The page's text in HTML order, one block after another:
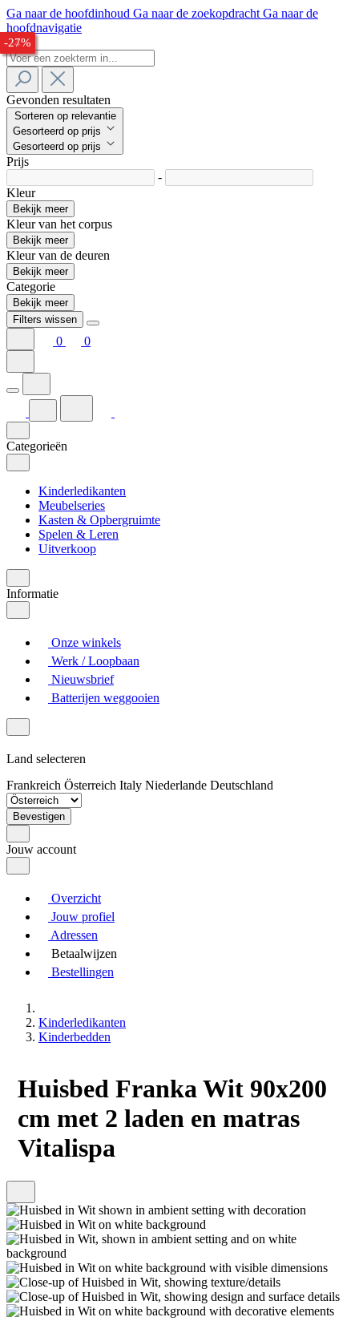
Ga naar de hoofdinhoud Ga naar de zoekopdracht Ga naar de
hoofdnavigatie
Gevonden resultaten
Sorteren op relevantie
Gesorteerd op prijs
Gesorteerd op prijs
Prijs
-
Kleur
Bekijk meer
Kleur van het corpus
Bekijk meer
Kleur van de deuren
Bekijk meer
Categorie
Bekijk meer
Filters wissen
0 0
Categorieën
Kinderledikanten
Meubelseries
Kasten & Opbergruimte
Spelen & Leren
Uitverkoop
Informatie
Onze winkels
Werk / Loopbaan
Nieuwsbrief
Batterijen weggooien
Land selecteren
Frankreich Österreich Italy Niederlande Deutschland
Bevestigen
Jouw account
Overzicht
Jouw profiel
Adressen
Betaalwijzen
Bestellingen
Kinderledikanten
Kinderbedden
Huisbed Franka Wit 90x200
cm met 2 laden en matras
Vitalispa
-33%
-34%
-24%
-27%